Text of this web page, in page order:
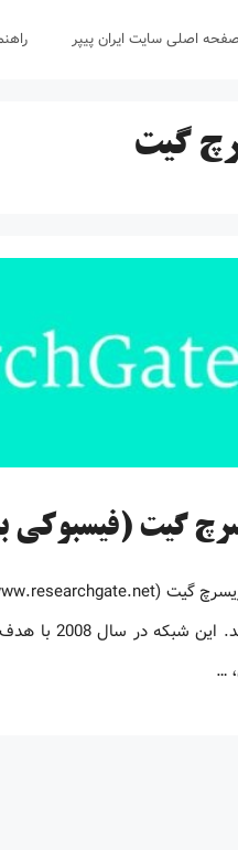
صفحه اصلی سایت ایران پیپر
گیت
گیت (فیسبوکی
آن را ”
…